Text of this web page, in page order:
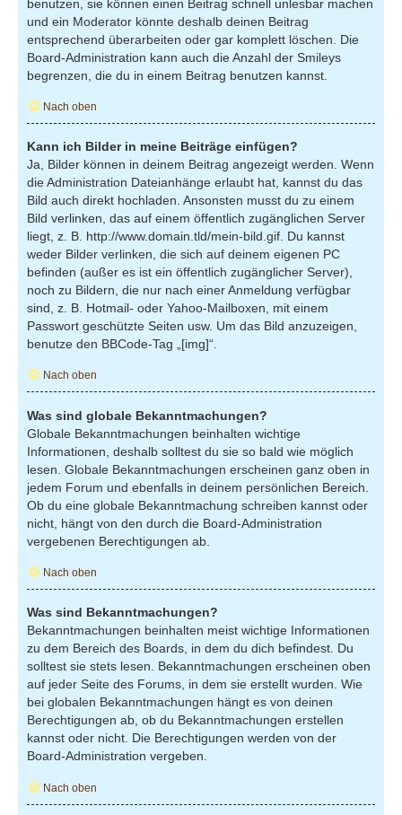
benutzen, sie können einen Beitrag schnell unlesbar machen
und ein Moderator könnte deshalb deinen Beitrag
entsprechend überarbeiten oder gar komplett löschen. Die
Board-Administration kann auch die Anzahl der Smileys
begrenzen, die du in einem Beitrag benutzen kannst.
Nach oben
Kann ich Bilder in meine Beiträge einfügen?
Ja, Bilder können in deinem Beitrag angezeigt werden. Wenn
die Administration Dateianhänge erlaubt hat, kannst du das
Bild auch direkt hochladen. Ansonsten musst du zu einem
Bild verlinken, das auf einem öffentlich zugänglichen Server
liegt, z. B. http://www.domain.tld/mein-bild.gif. Du kannst
weder Bilder verlinken, die sich auf deinem eigenen PC
befinden (außer es ist ein öffentlich zugänglicher Server),
noch zu Bildern, die nur nach einer Anmeldung verfügbar
sind, z. B. Hotmail- oder Yahoo-Mailboxen, mit einem
Passwort geschützte Seiten usw. Um das Bild anzuzeigen,
benutze den BBCode-Tag „[img]“.
Nach oben
Was sind globale Bekanntmachungen?
Globale Bekanntmachungen beinhalten wichtige
Informationen, deshalb solltest du sie so bald wie möglich
lesen. Globale Bekanntmachungen erscheinen ganz oben in
jedem Forum und ebenfalls in deinem persönlichen Bereich.
Ob du eine globale Bekanntmachung schreiben kannst oder
nicht, hängt von den durch die Board-Administration
vergebenen Berechtigungen ab.
Nach oben
Was sind Bekanntmachungen?
Bekanntmachungen beinhalten meist wichtige Informationen
zu dem Bereich des Boards, in dem du dich befindest. Du
solltest sie stets lesen. Bekanntmachungen erscheinen oben
auf jeder Seite des Forums, in dem sie erstellt wurden. Wie
bei globalen Bekanntmachungen hängt es von deinen
Berechtigungen ab, ob du Bekanntmachungen erstellen
kannst oder nicht. Die Berechtigungen werden von der
Board-Administration vergeben.
Nach oben